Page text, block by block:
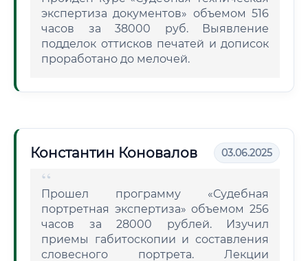
экспертиза документов» объемом 516
часов за 38000 руб. Выявление
подделок оттисков печатей и дописок
проработано до мелочей.
Константин Коновалов 03.06.2025
Прошел программу «Судебная
портретная экспертиза» объемом 256
часов за 28000 рублей. Изучил
приемы габитоскопии и составления
словесного портрета. Лекции